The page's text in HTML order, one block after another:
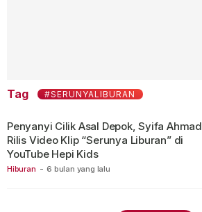
Tag #SERUNYALIBURAN
Hiburan - 6 bulan yang lalu
Penyanyi Cilik Asal Depok, Syifa Ahmad
Rilis Video Klip “Serunya Liburan” di
YouTube Hepi Kids